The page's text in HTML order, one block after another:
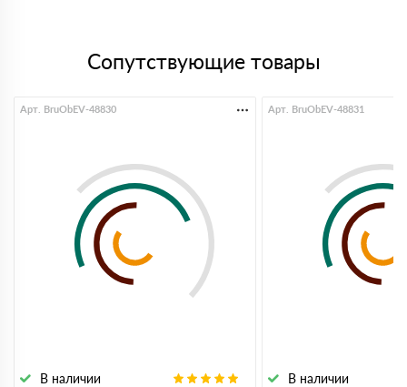
Сопутствующие товары
В наличии
Арт. BruObEV-48830
В наличии
Арт. BruObEV-48831